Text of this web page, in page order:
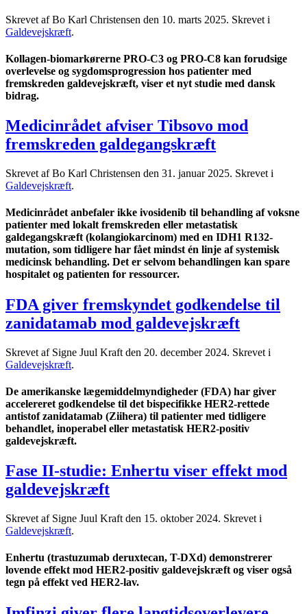
Skrevet af Bo Karl Christensen den 10. marts 2025. Skrevet i
Galdevejskræft.
Kollagen-biomarkørerne PRO-C3 og PRO-C8 kan forudsige
overlevelse og sygdomsprogression hos patienter med
fremskreden galdevejskræft, viser et nyt studie med dansk
bidrag.
Medicinrådet afviser Tibsovo mod
fremskreden galdegangskræft
Skrevet af Bo Karl Christensen den 31. januar 2025. Skrevet i
Galdevejskræft.
Medicinrådet anbefaler ikke ivosidenib til behandling af voksne
patienter med lokalt fremskreden eller metastatisk
galdegangskræft (kolangiokarcinom) med en IDH1 R132-
mutation, som tidligere har fået mindst én linje af systemisk
medicinsk behandling. Det er selvom behandlingen kan spare
hospitalet og patienten for ressourcer.
FDA giver fremskyndet godkendelse til
zanidatamab mod galdevejskræft
Skrevet af Signe Juul Kraft den 20. december 2024. Skrevet i
Galdevejskræft.
De amerikanske lægemiddelmyndigheder (FDA) har giver
accelereret godkendelse til det bispecifikke HER2-rettede
antistof zanidatamab (Ziihera) til patienter med tidligere
behandlet, inoperabel eller metastatisk HER2-positiv
galdevejskræft.
Fase II-studie: Enhertu viser effekt mod
galdevejskræft
Skrevet af Signe Juul Kraft den 15. oktober 2024. Skrevet i
Galdevejskræft.
Enhertu (trastuzumab deruxtecan, T-DXd) demonstrerer
lovende effekt mod HER2-positiv galdevejskræft og viser også
tegn på effekt ved HER2-lav.